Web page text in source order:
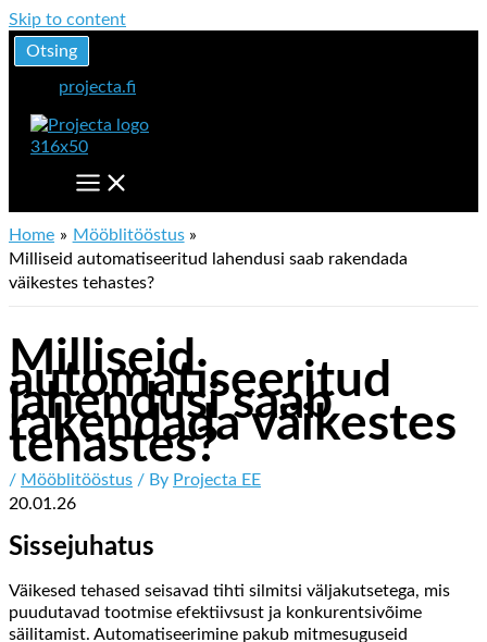
Skip to content
Otsing
projecta.fi
Home
Mööblitööstus
Milliseid automatiseeritud lahendusi saab rakendada
väikestes tehastes?
Milliseid
automatiseeritud
lahendusi saab
rakendada väikestes
tehastes?
/ Mööblitööstus / By Projecta EE
20.01.26
Sissejuhatus
Väikesed tehased seisavad tihti silmitsi väljakutsetega, mis
puudutavad tootmise efektiivsust ja konkurentsivõime
säilitamist. Automatiseerimine pakub mitmesuguseid